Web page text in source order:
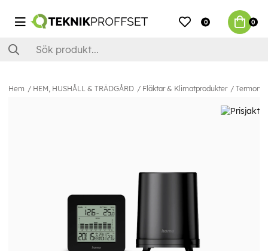
0 0
Hem HEM, HUSHÅLL & TRÄDGÅRD Fläktar & Klimatprodukter